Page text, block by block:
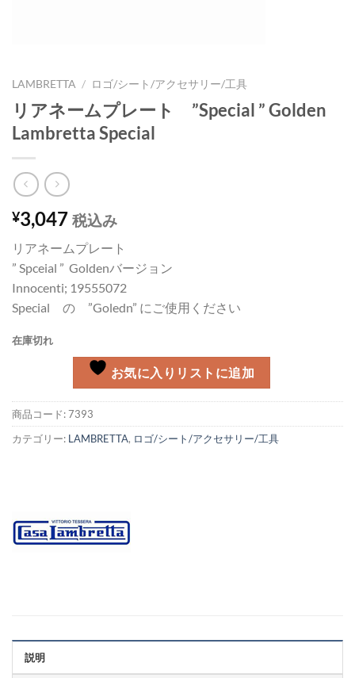
LAMBRETTA / ロゴ/シート/アクセサリー/工具
リアネームプレート ”Special ” Golden
Lambretta Special
¥3,047 税込み
リアネームプレート
” Spceial ” Goldenバージョン
Innocenti; 19555072
Special の ”Goledn” にご使用ください
在庫切れ
お気に入りリストに追加
商品コード:7393
カテゴリー: LAMBRETTA, ロゴ/シート/アクセサリー/工具
説明